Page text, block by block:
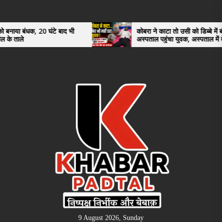
the
content
बाद भी
कोबरा ने काटा तो उसी को डिब्बे में बंद कर
अस्पताल पहुंचा युवक, अस्पताल में देखकर डॉक्टर
भी रह गए हैरान
9 August 2026, Sunday